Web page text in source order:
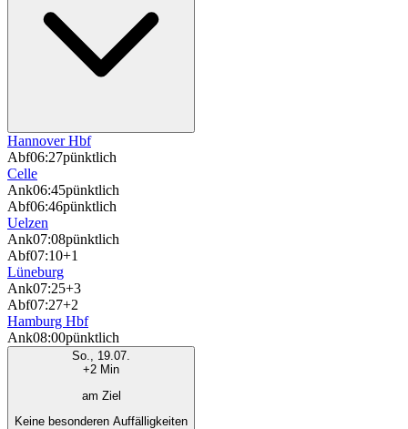
Hannover Hbf
Abf06:27pünktlich
Celle
Ank06:45pünktlich
Abf06:46pünktlich
Uelzen
Ank07:08pünktlich
Abf07:10+1
Lüneburg
Ank07:25+3
Abf07:27+2
Hamburg Hbf
Ank08:00pünktlich
So., 19.07.
+2 Min
am Ziel
Keine besonderen Auffälligkeiten